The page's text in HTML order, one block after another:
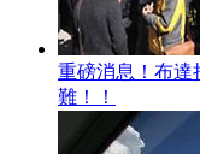
重磅消息！布達
難！！